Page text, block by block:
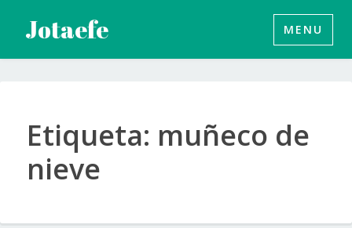
contenido
Jotaefe MENU
Etiqueta: muñeco de
nieve